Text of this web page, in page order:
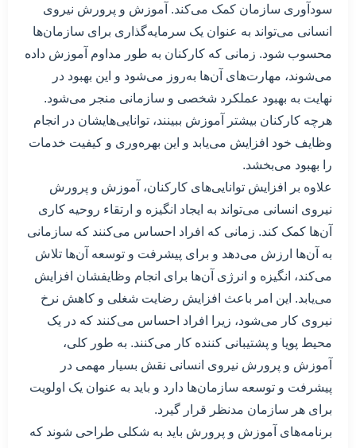
سودآوری سازمان کمک می‌کند. آموزش و پرورش نیروی
انسانی می‌تواند به عنوان یک سرمایه‌گذاری برای سازمان‌ها
محسوب شود. زمانی که کارکنان به طور مداوم آموزش داده
می‌شوند، مهارت‌های آن‌ها به‌روز می‌شود و این بهبود در
نهایت به بهبود عملکرد شخصی و سازمانی منجر می‌شود.
هرچه کارکنان بیشتر آموزش ببینند، توانایی‌هایشان در انجام
وظایف خود افزایش می‌یابد و این بهره‌وری و کیفیت خدمات
را بهبود می‌بخشد.
علاوه بر افزایش توانایی‌های کارکنان، آموزش و پرورش
نیروی انسانی می‌تواند به ایجاد انگیزه و ارتقاء روحیه کاری
آن‌ها کمک کند. زمانی که افراد احساس می‌کنند که سازمانی
به آن‌ها ارزش می‌دهد و برای پیشرفت و توسعه آن‌ها تلاش
می‌کند، انگیزه و انرژی آن‌ها برای انجام وظایفشان افزایش
می‌یابد. این امر باعث افزایش رضایت شغلی و کاهش نرخ
نیروی کار می‌شود، زیرا افراد احساس می‌کنند که در یک
محیط پویا و پشتیبانی کننده کار می‌کنند. به طور کلی،
آموزش و پرورش نیروی انسانی نقش بسیار مهمی در
پیشرفت و توسعه سازمان‌ها دارد و باید به عنوان یک اولویت
برای هر سازمان مدنظر قرار گیرد.
برنامه‌های آموزش و پرورش باید به شکلی طراحی شوند که